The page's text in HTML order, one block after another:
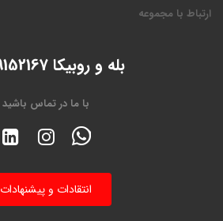
ارتباط با مجموعه
بله و روبیکا 09129152167
با ما در تماس باشید
انتقادات و پیشنهادات